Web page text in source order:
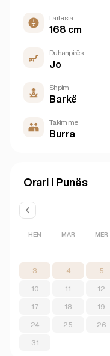
Lartësia
168 cm
Duhanpirës
Jo
Shpim
Barkë
Takim me
Burra
Orari i Punës
HËN MAR MËR
3 4 5
10 11 12
17 18 19
24 25 26
31